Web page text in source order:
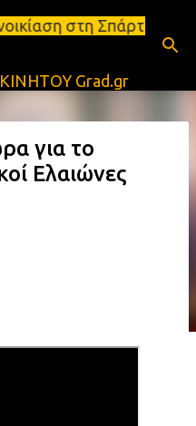
περιεχόμενο
Ενοικιάσεις
Grad.gr
για το
Ελαιώνες